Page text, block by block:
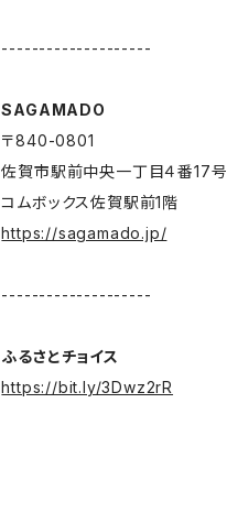
--------------------
SAGAMADO
〒840-0801
佐賀市駅前中央一丁目４番17号
コムボックス佐賀駅前1階
https://sagamado.jp/
--------------------
ふるさとチョイス
https://bit.ly/3Dwz2rR